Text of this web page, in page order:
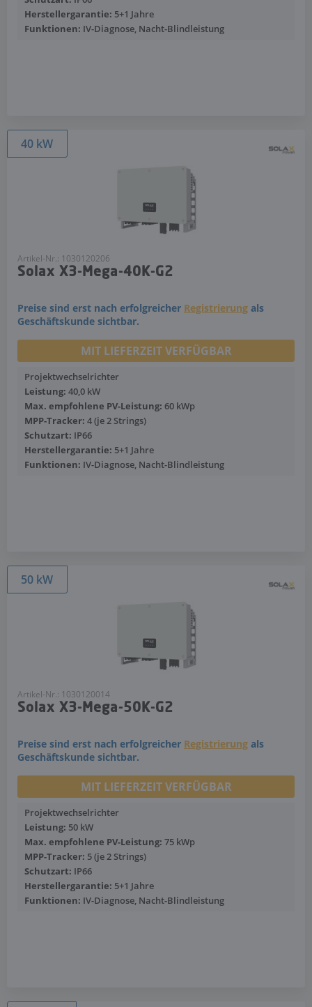
Herstellergarantie: 5+1 Jahre
Funktionen: IV-Diagnose, Nacht-Blindleistung
40 kW
Artikel-Nr.: 1030120206
Solax X3-Mega-40K-G2
Preise sind erst nach erfolgreicher Registrierung als
Geschäftskunde sichtbar.
MIT LIEFERZEIT VERFÜGBAR
Projektwechselrichter
Leistung: 40,0 kW
Max. empfohlene PV-Leistung: 60 kWp
MPP-Tracker: 4 (je 2 Strings)
Schutzart: IP66
Herstellergarantie: 5+1 Jahre
Funktionen: IV-Diagnose, Nacht-Blindleistung
50 kW
Artikel-Nr.: 1030120014
Solax X3-Mega-50K-G2
Preise sind erst nach erfolgreicher Registrierung als
Geschäftskunde sichtbar.
MIT LIEFERZEIT VERFÜGBAR
Projektwechselrichter
Leistung: 50 kW
Max. empfohlene PV-Leistung: 75 kWp
MPP-Tracker: 5 (je 2 Strings)
Schutzart: IP66
Herstellergarantie: 5+1 Jahre
Funktionen: IV-Diagnose, Nacht-Blindleistung